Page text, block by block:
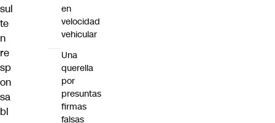
sul
te
n
re
sp
on
sa
bl
en
velocidad
vehicular
Una
querella
por
presuntas
firmas
falsas